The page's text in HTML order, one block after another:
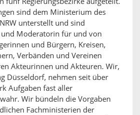
sind dem Ministerium des
unterstellt und sind
Moderatorin für und von
und Bürgern, Kreisen,
Verbänden und Vereinen
Akteurinnen und Akteuren. Wir,
Düsseldorf, nehmen seit über
Aufgaben fast aller
Wir bündeln die Vorgaben
Fachministerien der